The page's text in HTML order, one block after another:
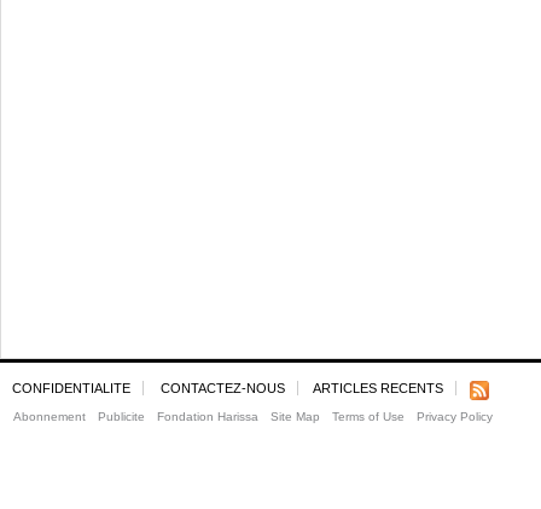
CONFIDENTIALITE CONTACTEZ-NOUS ARTICLES RECENTS
Abonnement Publicite Fondation Harissa Site Map Terms of Use Privacy Policy